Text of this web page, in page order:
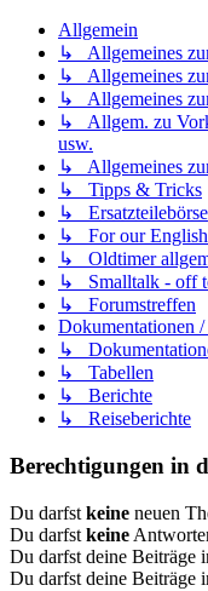
Allgemein
↳ Allgemeines
↳ Allgemeines
↳ Allgemeines
↳ Allgem. zu
usw.
↳ Allgemeines
↳ Tipps & Tricks
↳ Ersatzteilebörse
↳ For our English
↳ Oldtimer
↳ Smalltalk - off
↳ Forumstreffen
Dokumentationen
↳
↳ Tabellen
↳ Berichte
↳ Reiseberichte
Berechtigungen in
Du darfst keine neuen
Du darfst keine
Du darfst deine Beiträge
Du darfst deine Beiträge